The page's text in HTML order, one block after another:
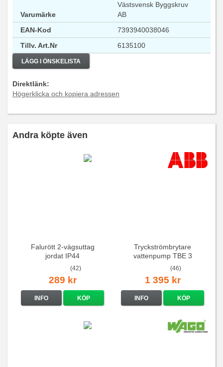
Varumärke
Västsvensk Byggskruv
AB
EAN-Kod
7393940038046
Tillv. Art.Nr
6135100
LÄGG I ÖNSKELISTA
Direktlänk:
Högerklicka och kopiera adressen
Andra köpte även
Falurött 2-vägsuttag
jordat IP44
(42)
289 kr
INFO KÖP
Tryckströmbrytare
vattenpump TBE 3
(46)
1 395 kr
INFO KÖP